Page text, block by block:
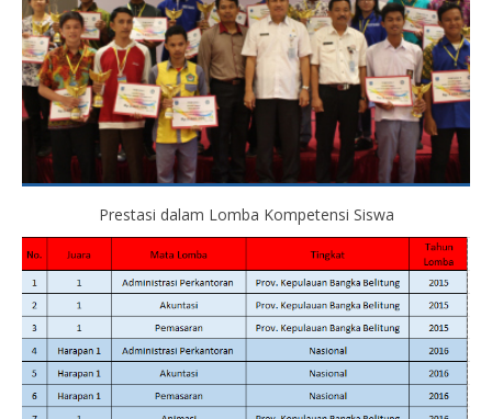
Prestasi dalam Lomba Kompetensi Siswa